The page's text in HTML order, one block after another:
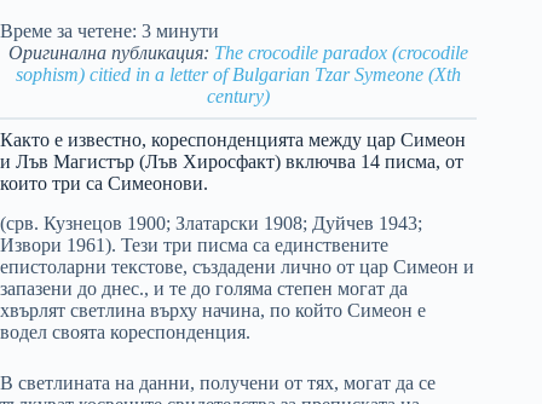
Време за четене: 3 минути
Оригинална публикация: The crocodile paradox (crocodile
sophism) citied in a letter of Bulgarian Tzar Symeone (Xth
century)
Както е известно, кореспонденцията между цар Симеон
и Лъв Магистър (Лъв Хиросфакт) включва 14 писма, от
които три са Симеонови.
(срв. Кузнецов 1900; Златарски 1908; Дуйчев 1943;
Извори 1961). Тези три писма са единствените
епистоларни текстове, създадени лично от цар Симеон и
запазени до днес., и те до голяма степен могат да
хвърлят светлина върху начина, по който Симеон е
водел своята кореспонденция.
В светлината на данни, получени от тях, могат да се